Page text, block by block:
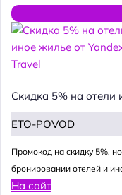
Скидка 5% на отели
ETO-POVOD
Промокод на скидку 5%,
бронировании отелей и
На сайт